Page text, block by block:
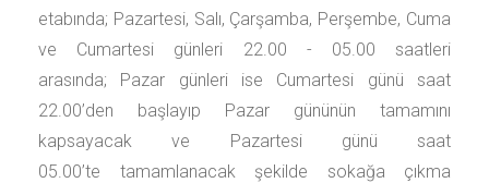
etabında; Pazartesi, Salı, Çarşamba, Perşembe, Cuma
ve Cumartesi günleri 22.00 - ­05.00 saatleri
arasında; Pazar günleri ise Cumartesi günü saat
22.00’den başlayıp Pazar gününün tamamını
kapsayacak ve Pazartesi günü saat
05.00’te tamamlanacak şekilde sokağa çıkma